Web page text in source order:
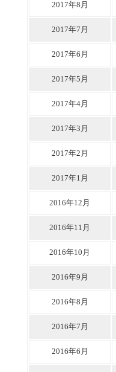
2017年8月
2017年7月
2017年6月
2017年5月
2017年4月
2017年3月
2017年2月
2017年1月
2016年12月
2016年11月
2016年10月
2016年9月
2016年8月
2016年7月
2016年6月